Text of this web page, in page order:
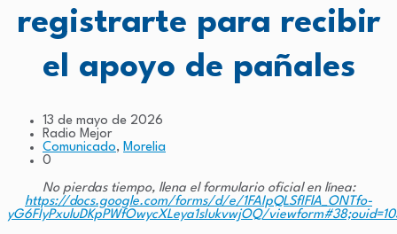
registrarte para recibir
el apoyo de pañales
13 de mayo de 2026
Radio Mejor
Comunicado, Morelia
0
No pierdas tiempo, llena el formulario oficial en línea:
https://docs.google.com/forms/d/e/1FAIpQLSfIFlA_ONTfo-
yG6FIyPxuluDKpPWfOwycXLeya1sIukvwjOQ/